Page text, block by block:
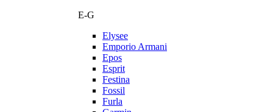
E-G
Elysee
Emporio Armani
Epos
Esprit
Festina
Fossil
Furla